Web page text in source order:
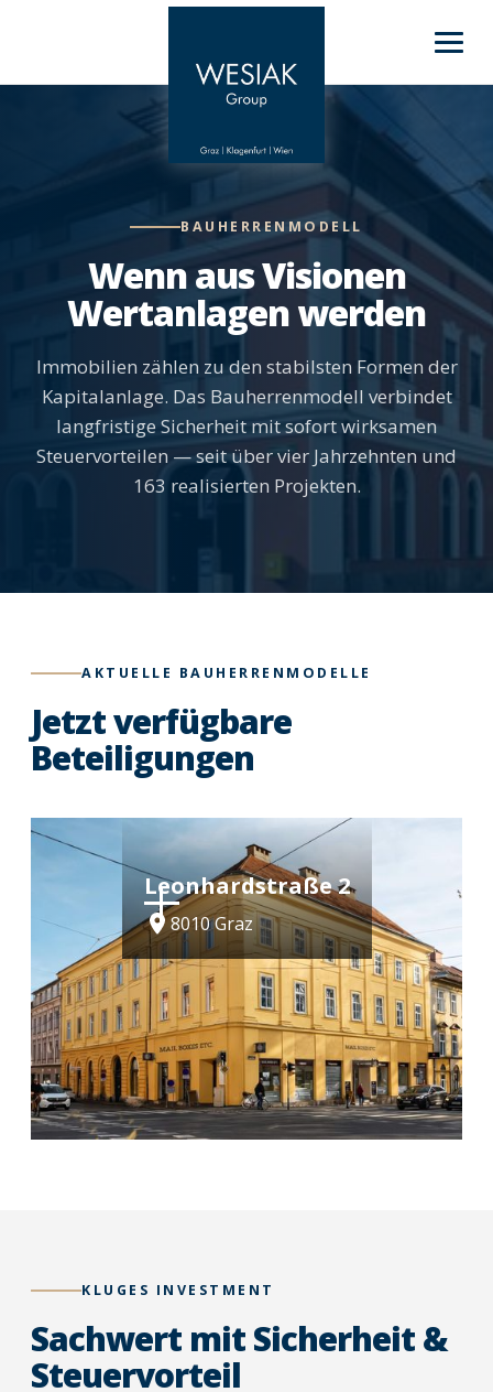
BAUHERRENMODELL
Wenn aus Visionen
Wertanlagen werden
Immobilien zählen zu den stabilsten Formen der
Kapitalanlage. Das Bauherrenmodell verbindet
langfristige Sicherheit mit sofort wirksamen
Steuervorteilen — seit über vier Jahrzehnten und
163 realisierten Projekten.
AKTUELLE BAUHERRENMODELLE
Jetzt verfügbare
Beteiligungen
Leonhard­straße 2
8010 Graz
KLUGES INVESTMENT
Sachwert mit Sicherheit&
Steuervorteil